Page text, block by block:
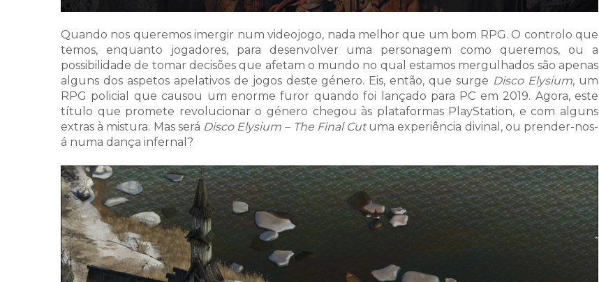
Quando nos queremos imergir num videojogo, nada melhor que um bom RPG. O controlo que
temos, enquanto jogadores, para desenvolver uma personagem como queremos, ou a
possibilidade de tomar decisões que afetam o mundo no qual estamos mergulhados são apenas
alguns dos aspetos apelativos de jogos deste género. Eis, então, que surge Disco Elysium, um
RPG policial que causou um enorme furor quando foi lançado para PC em 2019. Agora, este
título que promete revolucionar o género chegou às plataformas PlayStation, e com alguns
extras à mistura. Mas será Disco Elysium – The Final Cutuma experiência divinal, ou prender-nos-
á numa dança infernal?